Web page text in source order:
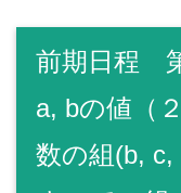
前期日程
a, bの値（
数の組(b, c,